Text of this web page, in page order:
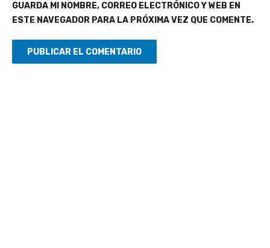
GUARDA MI NOMBRE, CORREO ELECTRÓNICO Y WEB EN
ESTE NAVEGADOR PARA LA PRÓXIMA VEZ QUE COMENTE.